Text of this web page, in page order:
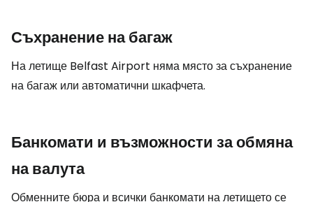
Съхранение на багаж
На летище Belfast Airport няма място за съхранение
на багаж или автоматични шкафчета.
Банкомати и възможности за обмяна
на валута
Обменните бюра и всички банкомати на летището се